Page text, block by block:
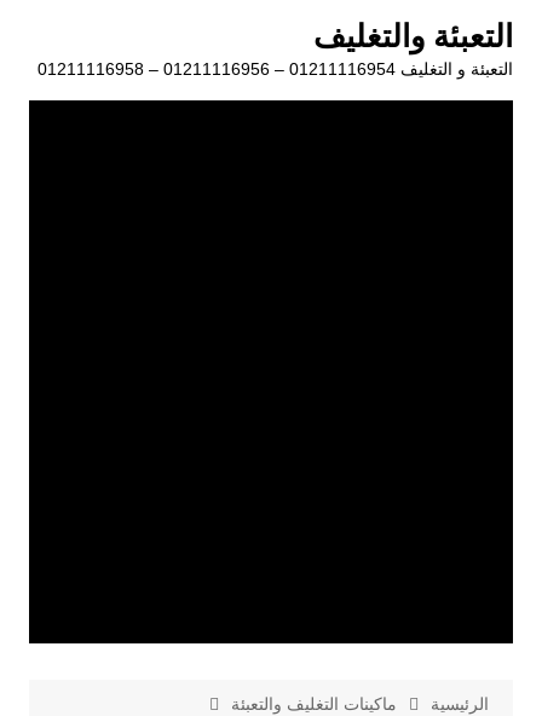
المحتوى
التعبئة والتغليف
التعبئة و التغليف 01211116954 – 01211116956 – 01211116958
الرئيسية
ماكينات التغليف والتعبئة